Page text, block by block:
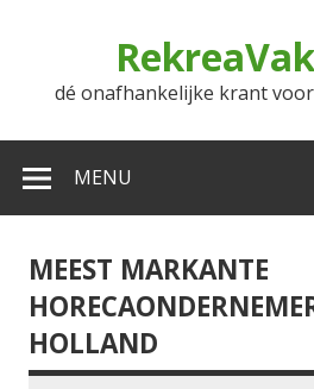
dé onafhankelijke krant
MENU
MEEST MARKANTE
HOLLAND